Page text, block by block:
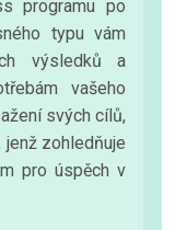
programu po
typu vám
výsledků a
vašeho
svých cílů,
jenž zohledňuje
pro úspěch v